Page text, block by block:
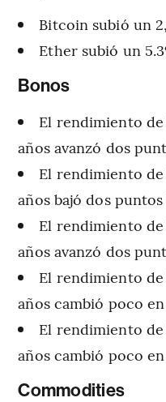
Bitcoin subió un
Ether subió un
Bonos
El rendimiento de
años avanzó dos
El rendimiento de
años bajó dos
El rendimiento
años avanzó dos
El rendimiento
años cambió poco en
El rendimiento
años cambió poco
Commodities